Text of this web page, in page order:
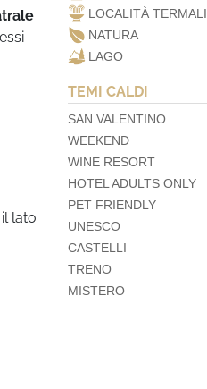
lato
LOCALITÀ TERMALI
NATURA
LAGO
TEMI CALDI
SAN VALENTINO
WEEKEND
WINE RESORT
HOTEL ADULTS ONLY
PET FRIENDLY
UNESCO
CASTELLI
TRENO
MISTERO